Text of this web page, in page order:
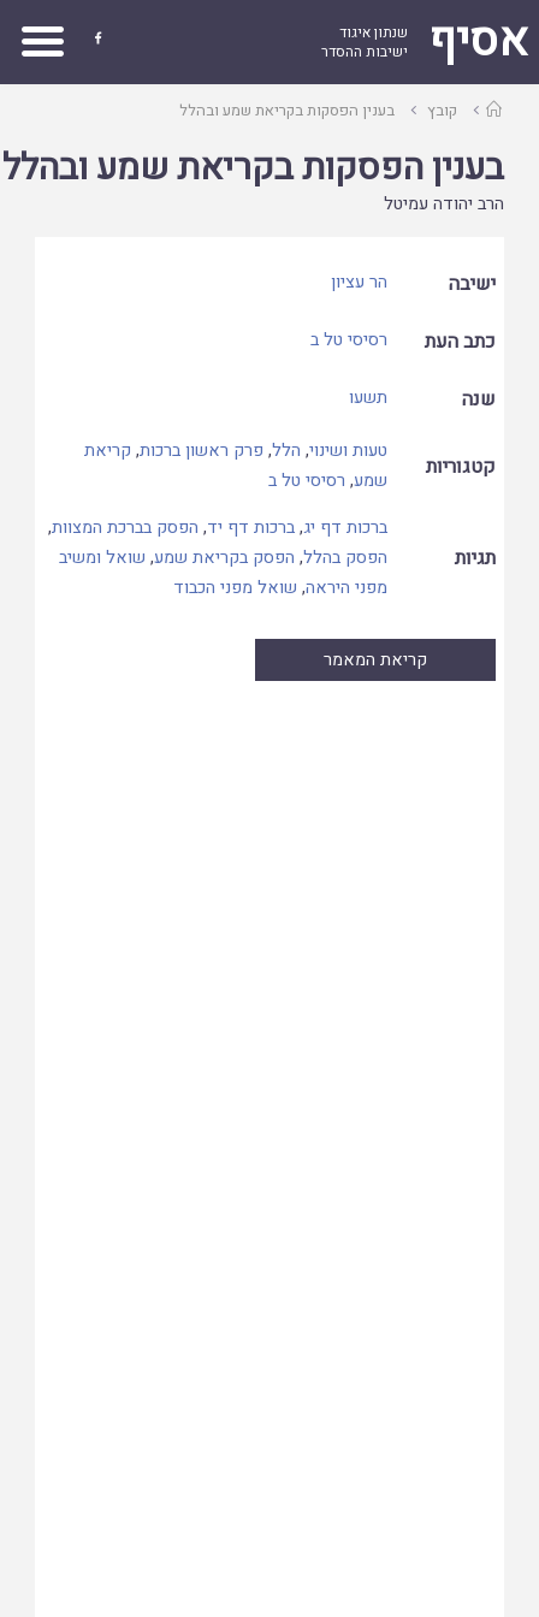
אסיף
שנתון איגוד
ישיבות ההסדר

עמודקובץ בענין הפסקות בקריאת שמע ובהלל
בענין הפסקות בקריאת שמע ובהלל
הרב יהודה עמיטל
ישיבה הר עציון
כתב העת רסיסי טל ב
שנה תשעו
קטגוריות
טעות ושינוי, הלל, פרק ראשון ברכות, קריאת
שמע, רסיסי טל ב
תגיות
ברכות דף יג,ברכות דף יד, הפסק בברכת המצוות,
הפסק בהלל, הפסק בקריאת שמע, שואל ומשיב
מפני היראה, שואל מפני הכבוד
קריאת המאמר